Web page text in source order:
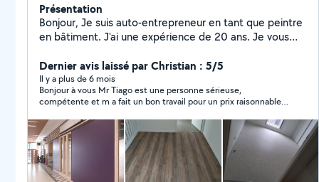
Présentation
Bonjour, Je suis auto-entrepreneur en tant que peintre
en bâtiment. J'ai une expérience de 20 ans. Je vous
pose de toile de verre, Tapisserie,enduit ponçage.
Pose du sol/PVC, revêtement lino, tout type de
parquet, plaquiste...
Dernier avis laissé par Christian : 5/5
Il y a plus de 6 mois
Bonjour à vous Mr Tiago est une personne sérieuse,
compétente et m a fait un bon travail pour un prix raisonnable
André